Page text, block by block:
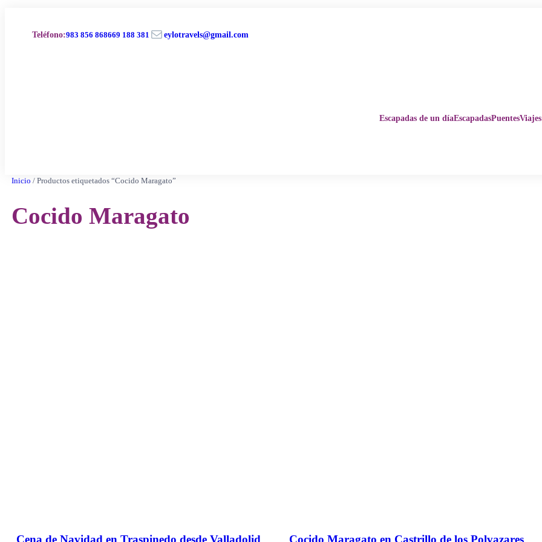
contenidoTeléfono:983 856 868669 188 381 Correo electrónico eylotravels@gmail.com
Escapadas de un díaEscapadasPuentes
Inicio / Productos etiquetados “Cocido Maragato”
Cocido Maragato
Cena de Navidad en Traspinedo desde Valladolid
Cocido Maragato en Castrillo de los Polvazares